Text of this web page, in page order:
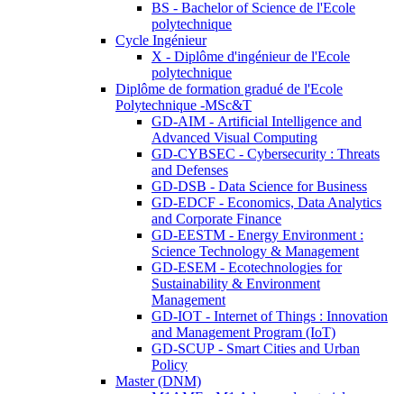
BS - Bachelor of Science de l'Ecole
polytechnique
Cycle Ingénieur
X - Diplôme d'ingénieur de l'Ecole
polytechnique
Diplôme de formation gradué de l'Ecole
Polytechnique -MSc&T
GD-AIM - Artificial Intelligence and
Advanced Visual Computing
GD-CYBSEC - Cybersecurity : Threats
and Defenses
GD-DSB - Data Science for Business
GD-EDCF - Economics, Data Analytics
and Corporate Finance
GD-EESTM - Energy Environment :
Science Technology & Management
GD-ESEM - Ecotechnologies for
Sustainability & Environment
Management
GD-IOT - Internet of Things : Innovation
and Management Program (IoT)
GD-SCUP - Smart Cities and Urban
Policy
Master (DNM)